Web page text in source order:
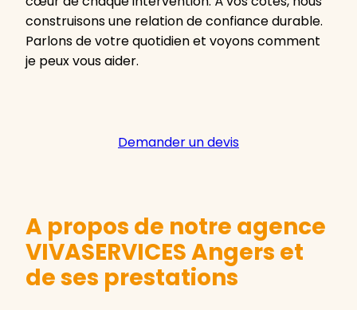
construisons une relation de confiance durable.
Parlons de votre quotidien et voyons comment
je peux vous aider.
Demander un devis
A propos de notre agence
VIVASERVICES Angers et
de ses prestations